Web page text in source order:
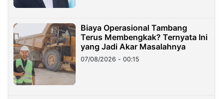
Biaya Operasional Tambang
Terus Membengkak? Ternyata Ini
yang Jadi Akar Masalahnya
07/08/2026 - 00:15